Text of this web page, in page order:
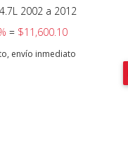
2002 a 2012
= $11,600.10
envío inmediato